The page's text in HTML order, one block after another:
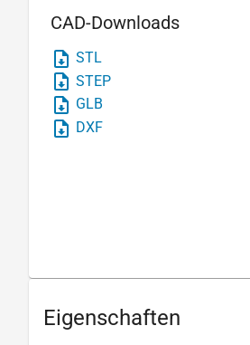
CAD-Downloads
STL
STEP
GLB
DXF
Eigenschaften